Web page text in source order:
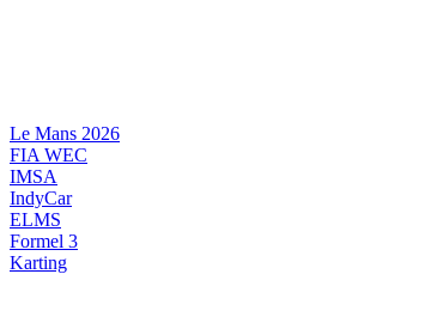
Le Mans 2026
FIA WEC
IMSA
IndyCar
ELMS
Formel 3
Karting